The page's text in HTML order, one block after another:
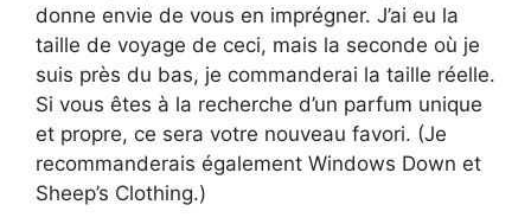
donne envie de vous en imprégner. J’ai eu la
taille de voyage de ceci, mais la seconde où je
suis près du bas, je commanderai la taille réelle.
Si vous êtes à la recherche d’un parfum unique
et propre, ce sera votre nouveau favori. (Je
recommanderais également Windows Down et
Sheep’s Clothing.)